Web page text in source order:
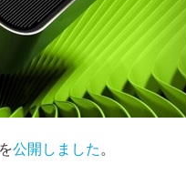
公開しました 。